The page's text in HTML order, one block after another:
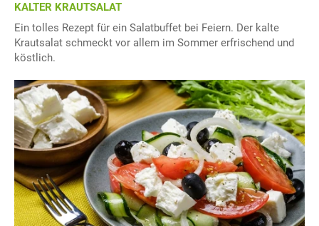
KALTER KRAUTSALAT
Ein tolles Rezept für ein Salatbuffet bei Feiern. Der kalte
Krautsalat schmeckt vor allem im Sommer erfrischend und
köstlich.